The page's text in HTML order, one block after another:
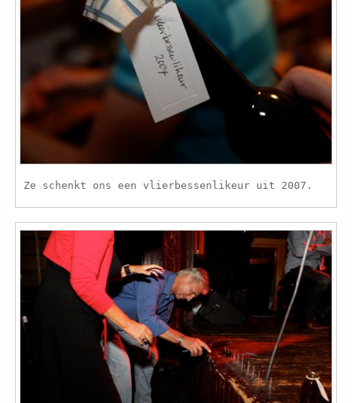
Ze schenkt ons een vlierbessenlikeur uit 2007.